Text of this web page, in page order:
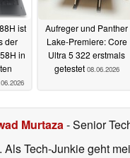
ist
der
in
Aufreger und Panther
Lake-Premiere: Core
Ultra 5 322 erstmals
getestet 08.06.2026
Murtaza- Senior
Als Tech-Junkie geht